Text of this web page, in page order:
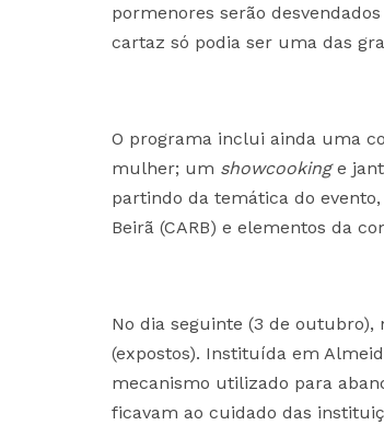
pormenores serão
cartaz só podia ser uma das
O programa inclui ainda uma
mulher; um showcookinge
partindo da temática do
Beirã (CARB) e elementos da
No dia seguinte (3 de outubro),
(expostos). Instituída em
mecanismo utilizado para
ficavam ao cuidado das